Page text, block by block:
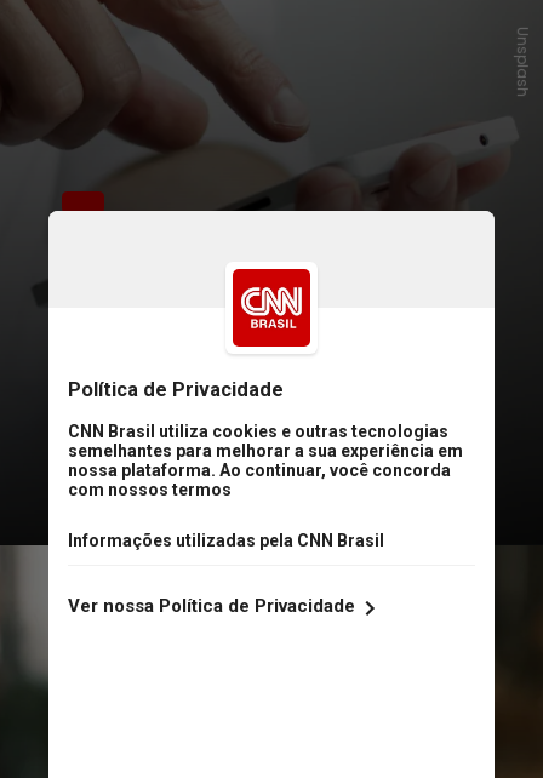
usuário deve vincular sua conta
bancária à carteira digital do celular
e autorizar a integração pelo
aplicativo do banco
Unsplash